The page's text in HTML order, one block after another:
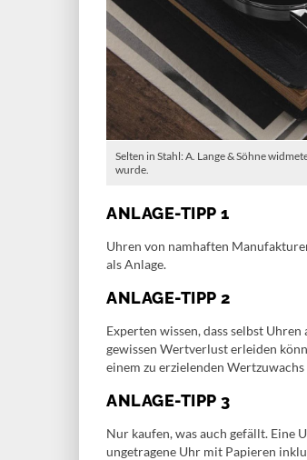
Selten in Stahl: A. Lange & Söhne
wurde.
ANLAGE-TIPP 1
Uhren von namhaften
als Anlage.
ANLAGE-TIPP 2
Experten wissen, dass selbst
gewissen Wertverlust erleiden
einem zu erzielenden Wertzuwachs
ANLAGE-TIPP 3
Nur kaufen, was auch gefällt. Eine
ungetragene Uhr mit Papieren